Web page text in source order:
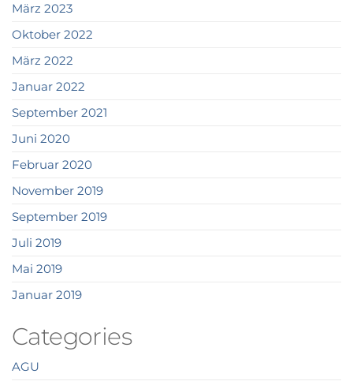
März 2023
Oktober 2022
März 2022
Januar 2022
September 2021
Juni 2020
Februar 2020
November 2019
September 2019
Juli 2019
Mai 2019
Januar 2019
Categories
AGU